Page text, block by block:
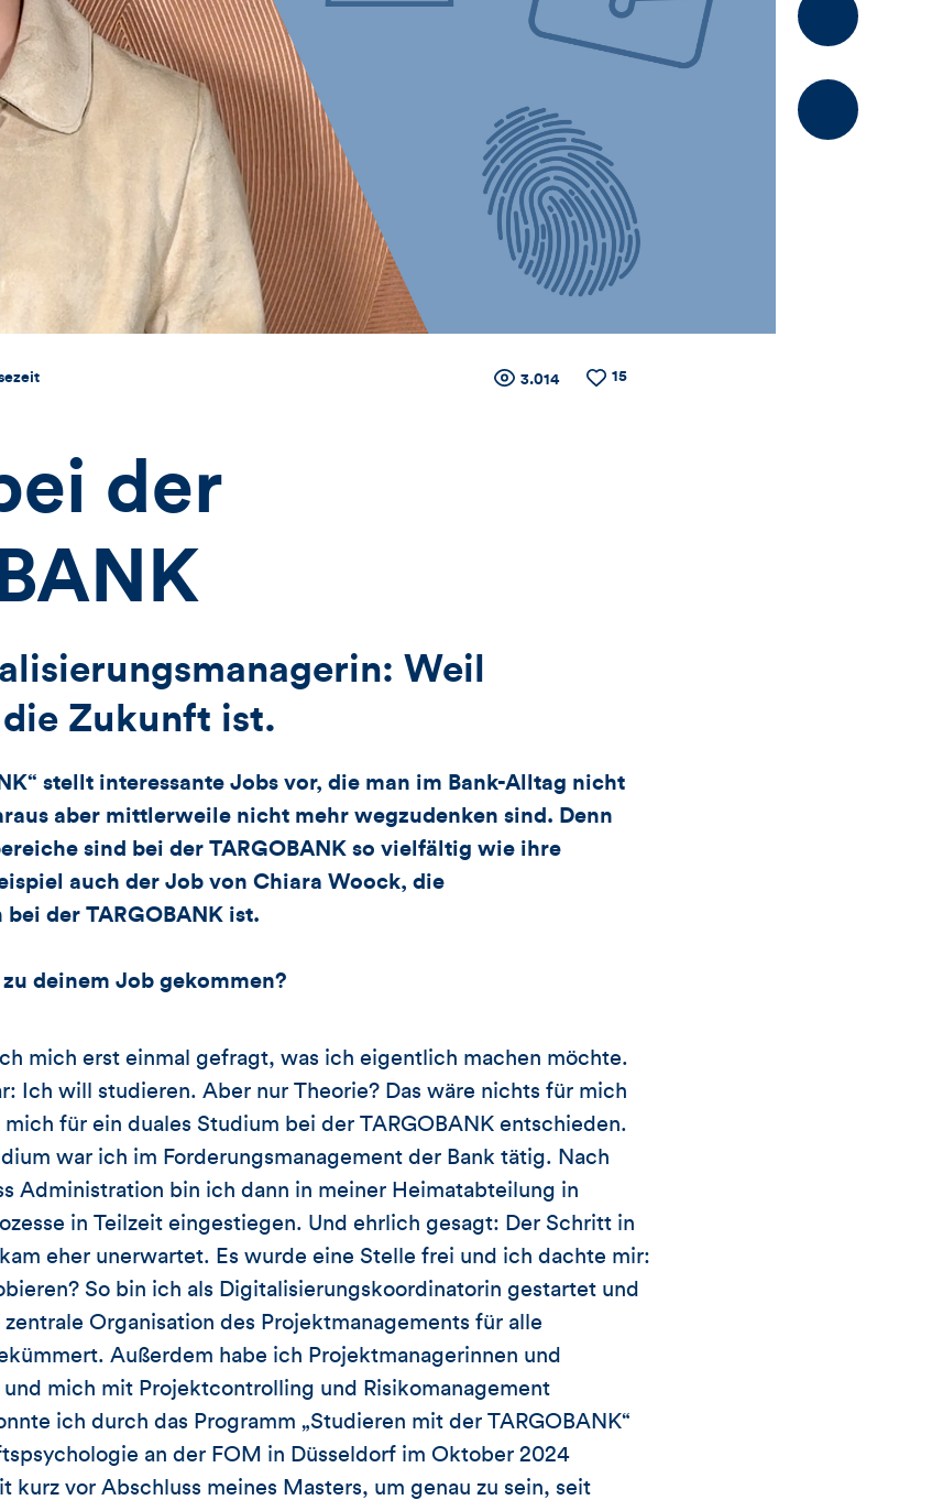
Zähler
dieses
Artikels
Anzahl
3.014
Anzahl
15
der
Weil
Zukunft ist.
stellt interessante Jobs vor, die man im Bank-Alltag nicht
aber mittlerweile nicht mehr wegzudenken sind. Denn
sind bei der TARGOBANK so vielfältig wie ihre
auch der Job von Chiara Woock, die
der TARGOBANK ist.
deinem Job gekommen?
mich erst einmal gefragt, was ich eigentlich machen möchte.
Ich will studieren. Aber nur Theorie? Das wäre nichts für mich
für ein duales Studium bei der TARGOBANK entschieden.
war ich im Forderungsmanagement der Bank tätig. Nach
Administration bin ich dann in meiner Heimatabteilung in
in Teilzeit eingestiegen. Und ehrlich gesagt: Der Schritt in
eher unerwartet. Es wurde eine Stelle frei und ich dachte mir:
So bin ich als Digitalisierungskoordinatorin gestartet und
Organisation des Projektmanagements für alle
Außerdem habe ich Projektmanagerinnen und
mich mit Projektcontrolling und Risikomanagement
ich durch das Programm „Studieren mit der TARGOBANK“
an der FOM in Düsseldorf im Oktober 2024
kurz vor Abschluss meines Masters, um genau zu sein, seit